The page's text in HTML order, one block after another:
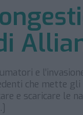
e
che mette gli
e scaricare le